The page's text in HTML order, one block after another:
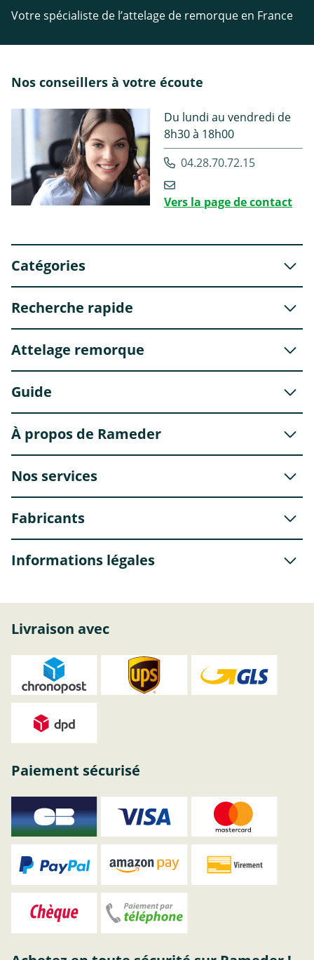
Votre spécialiste de l’attelage de remorque en France
Nos conseillers à votre écoute
Du lundi au vendredi de
8h30 à 18h00
04.28.70.72.15
Vers la page de contact
Catégories
Recherche rapide
Attelage remorque
Guide
À propos de Rameder
Nos services
Fabricants
Informations légales
Livraison avec
Paiement sécurisé